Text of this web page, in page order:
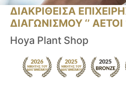
ΔΙΑΚΡΙΘΕΙΣΑ
ΔΙΑΓΩΝΙΣΜΟΥ ‘’ ΑΕΤΟΙ
Hoya Plant Shop